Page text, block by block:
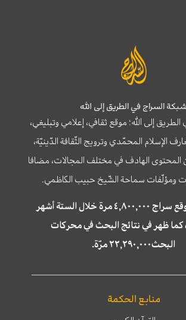
شبكة السراج في الطريق إلى الله
إلى الله؛ موقع ثقافي، إعلامي وتبليغي،
الإسلام المحمّدي وترويج الثّقافة الدّينيّة،
الهادف في مختلف المجالات، مضافا
ومؤلّفات سماحة الشّيخ حبيب الكاظمي.
تمّت زيارة موقع سراج ٤,٨٠٠,٠٠٠ مرة خلال الستة أشهر
كما ظهر في نتائج البحث في محركات
البحث٢٢,٢٩٠,٠٠٠ مرّة.
منابع الحكمة